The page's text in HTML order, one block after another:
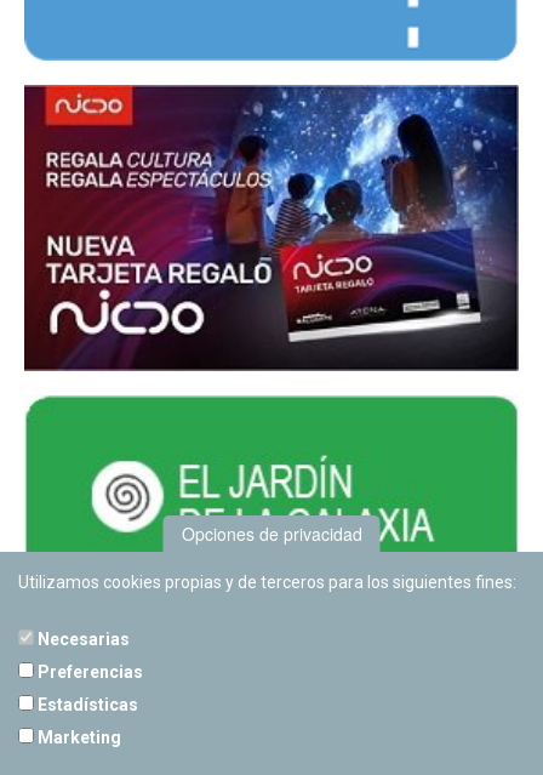
Opciones de privacidad
Utilizamos cookies propias y de terceros para los siguientes fines:
Necesarias
Preferencias
Estadísticas
Marketing